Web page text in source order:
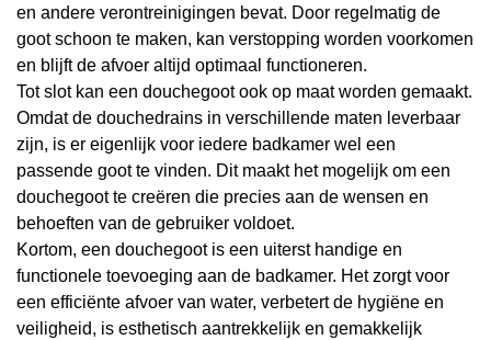
en andere verontreinigingen bevat. Door regelmatig de
goot schoon te maken, kan verstopping worden voorkomen
en blijft de afvoer altijd optimaal functioneren.
Tot slot kan een douchegoot ook op maat worden gemaakt.
Omdat de douchedrains in verschillende maten leverbaar
zijn, is er eigenlijk voor iedere badkamer wel een
passende goot te vinden. Dit maakt het mogelijk om een
douchegoot te creëren die precies aan de wensen en
behoeften van de gebruiker voldoet.
Kortom, een douchegoot is een uiterst handige en
functionele toevoeging aan de badkamer. Het zorgt voor
een efficiënte afvoer van water, verbetert de hygiëne en
veiligheid, is esthetisch aantrekkelijk en gemakkelijk